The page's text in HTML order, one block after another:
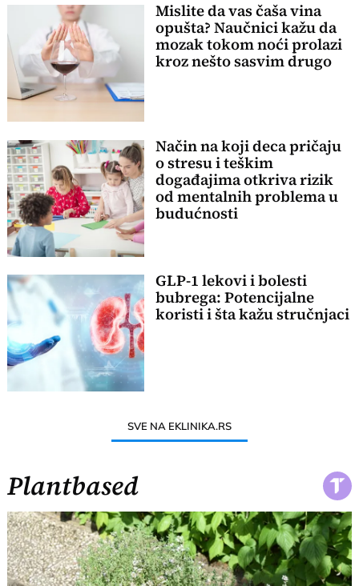
Mislite da vas čaša vina
opušta? Naučnici kažu da
mozak tokom noći prolazi
kroz nešto sasvim drugo
Način na koji deca pričaju
o stresu i teškim
događajima otkriva rizik
od mentalnih problema u
budućnosti
GLP-1 lekovi i bolesti
bubrega: Potencijalne
koristi i šta kažu stručnjaci
SVE NA EKLINIKA.RS
Plantbased